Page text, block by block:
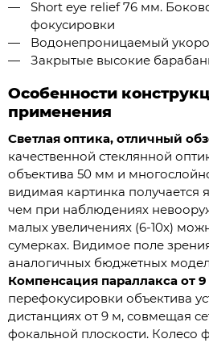
Short eye relief 76 мм.
фокусировки
Водонепроницаемый
Закрытые высокие
Особенности
применения
Светлая оптика, отличный
качественной стеклянной
объектива 50 мм и
видимая картинка получается
чем при наблюдениях
малых увеличениях (6-10x)
сумерках. Видимое поле
аналогичных бюджетных
Компенсация параллакса от
перефокусировки объектива
дистанциях от 9 м, совмещая
фокальной плоскости. Колесо